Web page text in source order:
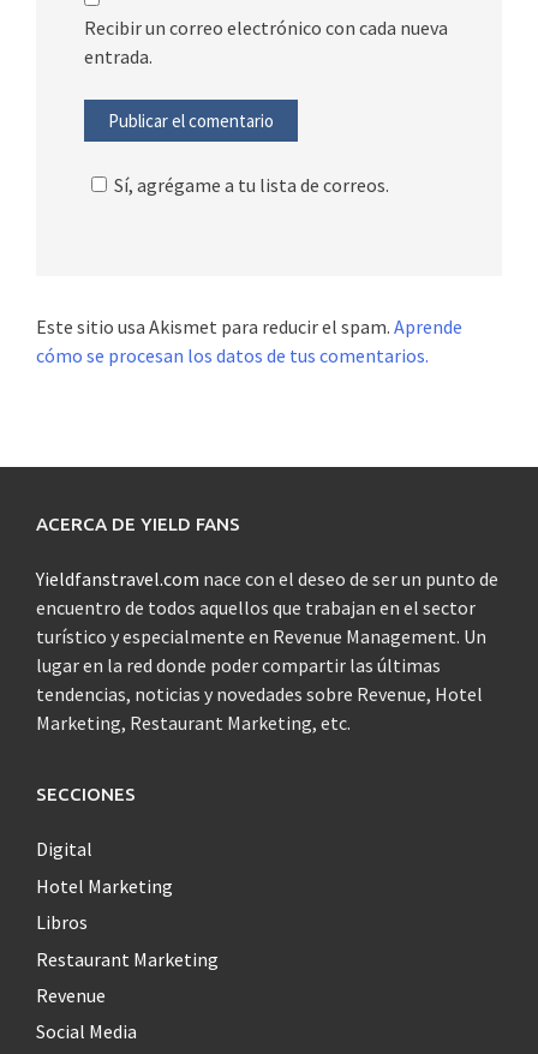
Recibir un correo electrónico con cada nueva
entrada.
Sí, agrégame a tu lista de correos.
Este sitio usa Akismet para reducir el spam. Aprende
cómo se procesan los datos de tus comentarios.
ACERCA DE YIELD FANS
Yieldfanstravel.com nace con el deseo de ser un punto de
encuentro de todos aquellos que trabajan en el sector
turístico y especialmente en Revenue Management. Un
lugar en la red donde poder compartir las últimas
tendencias, noticias y novedades sobre Revenue, Hotel
Marketing, Restaurant Marketing, etc.
SECCIONES
Digital
Hotel Marketing
Libros
Restaurant Marketing
Revenue
Social Media